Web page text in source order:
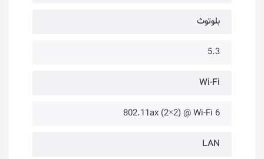
بلوتوث
5.3
Wi-Fi
802.11ax (2×2) @ Wi-Fi 6
LAN